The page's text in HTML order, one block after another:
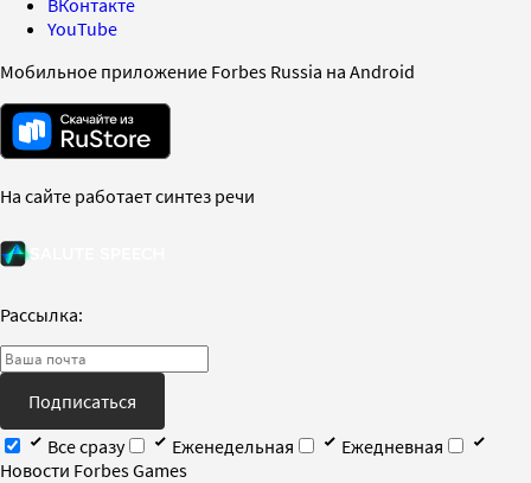
YouTube
Мобильное приложение Forbes Russia на Android
На сайте работает синтез речи
Рассылка:
Подписаться
Все сразу
Еженедельная
Ежедневная
Новости Forbes Games